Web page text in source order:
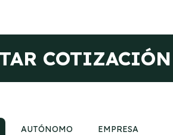
COTIZACIÓN
AUTÓNOMO EMPRESA